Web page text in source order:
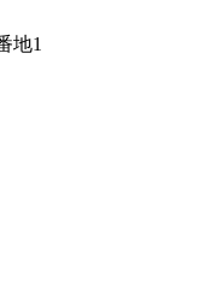
地1